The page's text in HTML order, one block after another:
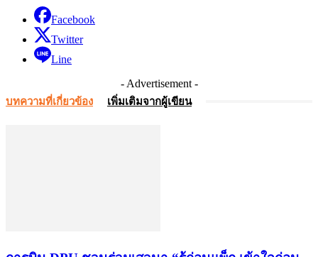
Facebook
Twitter
Line
- Advertisement -
บทความที่เกี่ยวข้อง เพิ่มเติมจากผู้เขียน